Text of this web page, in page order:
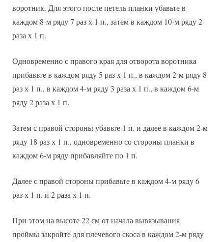
воротник. Для этого после петель планки убавьте в
каждом 8-м ряду 7 раз х 1 п., затем в каждом 10-м ряду 2
раза х 1 п.
Одновременно с правого края для отворота воротника
прибавьте в каждом ряду 5 раз х 1 п., в каждом 2-м ряду 8
раз х 1 п., в каждом 4-м ряду 3 раза х 1 п., в каждом 6-м
ряду 2 раза х 1 п.
Затем с правой стороны убавьте 1 п. и далее в каждом 2-м
ряду 18 раз х 1 п., одновременно со стороны планки в
каждом 6-м ряду прибавляйте по 1 п.
Далее с правой стороны прибавьте в каждом 4-м ряду 6
раз х 1 п. и 2 раза х 1 п.
При этом на высоте 22 см от начала вывязывания
проймы закройте для плечевого скоса в каждом 2-м ряду